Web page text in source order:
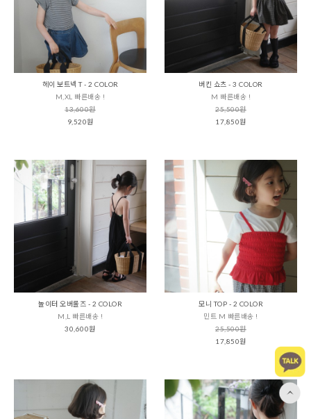
헤이 보트넥 T - 2 COLOR
M,XL 빠른배송 !
13,600원
9,520원
버킨 쇼츠 - 3 COLOR
M 빠른배송 !
25,500원
17,850원
놀이터 오버롤즈 - 2 COLOR
M,L 빠른배송 !
30,600원
모니 TOP - 2 COLOR
민트 M 빠른배송 !
25,500원
17,850원